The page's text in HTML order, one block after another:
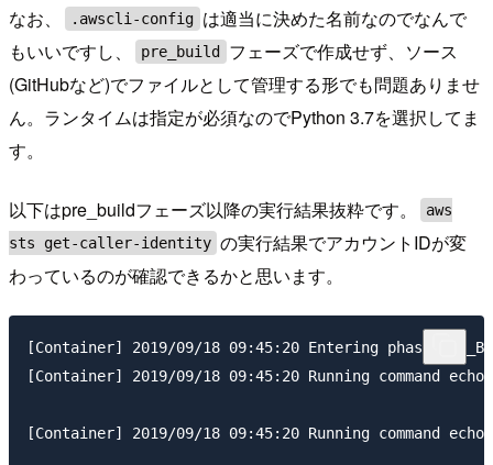
なお、 .awscli-config は適当に決めた名前なのでなんで
もいいですし、
pre_build
フェーズで作成せず、ソース
(GitHubなど)でファイルとして管理する形でも問題ありませ
ん。ランタイムは指定が必須なのでPython 3.7を選択してま
す。
以下はpre_buildフェーズ以降の実行結果抜粋です。
aws
sts get-caller-identity の実行結果でアカウントIDが変
わっているのが確認できるかと思います。
[Container] 2019/09/18 09:45:20 Entering phase
[Container] 2019/09/18 09:45:20 Running command
[Container] 2019/09/18 09:45:20 Running command